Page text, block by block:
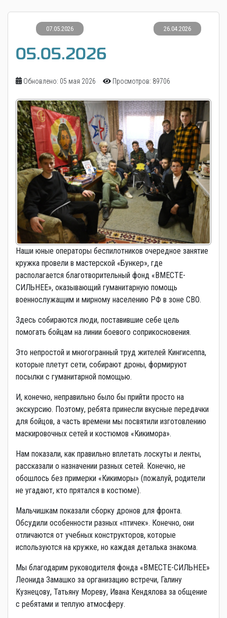
07.05.2026 26.04.2026
05.05.2026
Обновлено: 05 мая 2026 Просмотров: 89706
Наши юные операторы беспилотников очередное занятие
кружка провели в мастерской «Бункер», где
располагается благотворительный фонд «ВМЕСТЕ-
СИЛЬНЕЕ», оказывающий гуманитарную помощь
военнослужащим и мирному населению РФ в зоне СВО.
Здесь собираются люди, поставившие себе цель
помогать бойцам на линии боевого соприкосновения.
Это непростой и многогранный труд жителей Кингисеппа,
которые плетут сети, собирают дроны, формируют
посылки с гуманитарной помощью.
И, конечно, неправильно было бы прийти просто на
экскурсию. Поэтому, ребята принесли вкусные передачки
для бойцов, а часть времени мы посвятили изготовлению
маскировочных сетей и костюмов «Кикимора».
Нам показали, как правильно вплетать лоскуты и ленты,
рассказали о назначении разных сетей. Конечно, не
обошлось без примерки «Кикиморы» (пожалуй, родители
не угадают, кто прятался в костюме).
Мальчишкам показали сборку дронов для фронта.
Обсудили особенности разных «птичек». Конечно, они
отличаются от учебных конструкторов, которые
используются на кружке, но каждая деталька знакома.
Мы благодарим руководителя фонда «ВМЕСТЕ-СИЛЬНЕЕ»
Леонида Замашко за организацию встречи, Галину
Кузнецову, Татьяну Мореву, Ивана Кендялова за общение
с ребятами и теплую атмосферу.